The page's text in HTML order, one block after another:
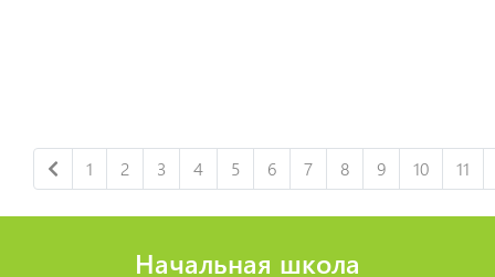
1 2 3 4 5 6 7 8 9 10 11
Начальная школа